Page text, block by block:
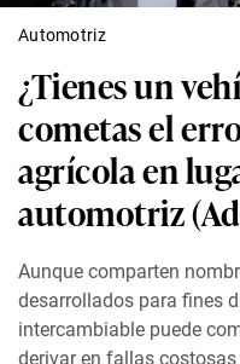
Automotriz
¿Tienes un
cometas el
agrícola en
automotriz
Aunque comparten
desarrollados para fines
intercambiable puede
derivar en fallas